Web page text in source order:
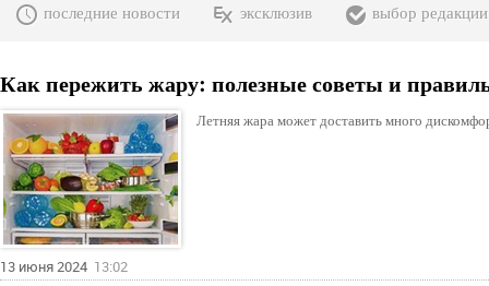
последние новости эксклюзив выбор редакции
Как пережить жару: полезные советы и
Летняя жара может доставить много
13 июня 2024 13:02